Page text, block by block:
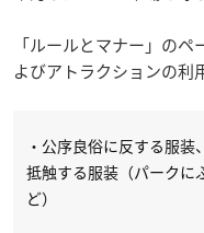
「ルールとマナー」の
よびアトラクションの利
・公序良俗に反する服
抵触する服装（パークに
ど）